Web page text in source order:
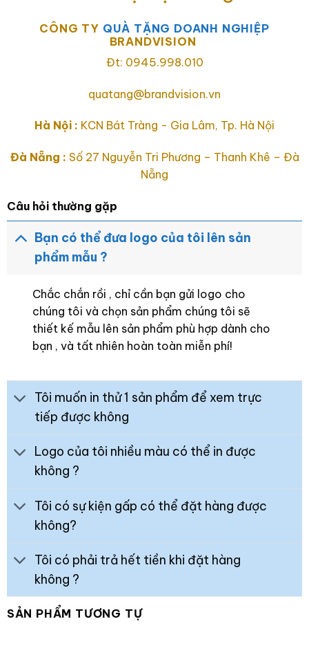
CÔNG TY QUÀ TẶNG DOANH NGHIỆP
BRANDVISION
Đt: 0945.998.010
quatang@brandvision.vn
Hà Nội : KCN Bát Tràng - Gia Lâm, Tp. Hà Nội
Đà Nẵng : Số 27 Nguyễn Tri Phương – Thanh Khê – Đà
Nẵng
Câu hỏi thường gặp
Bạn có thể đưa logo của tôi lên sản
phẩm mẫu ?
Chắc chắn rồi , chỉ cần bạn gửi logo cho
chúng tôi và chọn sản phẩm chúng tôi sẽ
thiết kế mẫu lên sản phẩm phù hợp dành cho
bạn , và tất nhiên hoàn toàn miễn phí!
Tôi muốn in thử 1 sản phẩm để xem trực
tiếp được không
Logo của tôi nhiều màu có thể in được
không ?
Tôi có sự kiện gấp có thể đặt hàng được
không?
Tôi có phải trả hết tiền khi đặt hàng
không ?
SẢN PHẨM TƯƠNG TỰ